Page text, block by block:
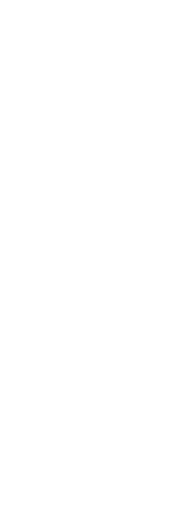
如：
随时获取灵感。
作品。
的音乐，动手试试，绝
，无论是创作过程还是
持，让我可以毫无障碍